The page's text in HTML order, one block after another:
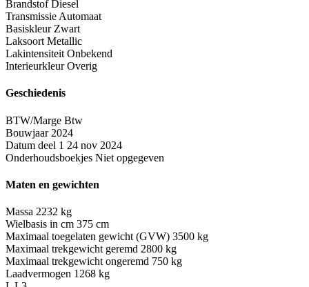
Brandstof Diesel
Transmissie Automaat
Basiskleur Zwart
Laksoort Metallic
Lakintensiteit Onbekend
Interieurkleur Overig
Geschiedenis
BTW/Marge Btw
Bouwjaar 2024
Datum deel 1 24 nov 2024
Onderhoudsboekjes Niet opgegeven
Maten en gewichten
Massa 2232 kg
Wielbasis in cm 375 cm
Maximaal toegelaten gewicht (GVW) 3500 kg
Maximaal trekgewicht geremd 2800 kg
Maximaal trekgewicht ongeremd 750 kg
Laadvermogen 1268 kg